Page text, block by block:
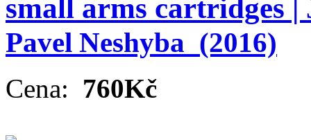
small arms cartridges |
Pavel Neshyba (2016)
Cena: 760Kč